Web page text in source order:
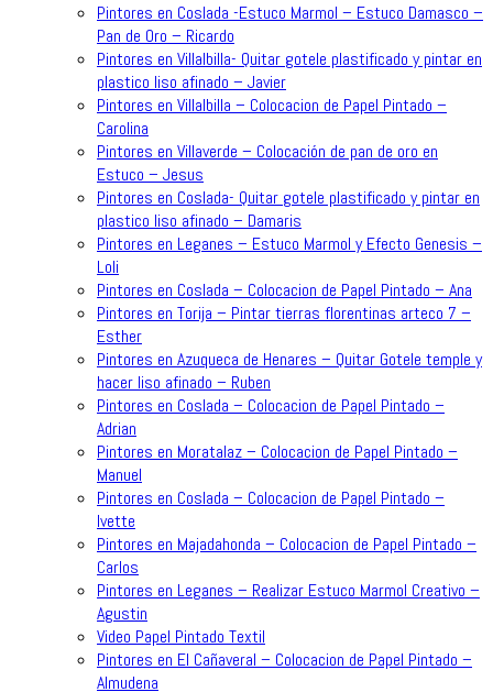
Pintores en Coslada -Estuco Marmol – Estuco Damasco –
Pan de Oro – Ricardo
Pintores en Villalbilla- Quitar gotele plastificado y pintar en
plastico liso afinado – Javier
Pintores en Villalbilla – Colocacion de Papel Pintado –
Carolina
Pintores en Villaverde – Colocación de pan de oro en
Estuco – Jesus
Pintores en Coslada- Quitar gotele plastificado y pintar en
plastico liso afinado – Damaris
Pintores en Leganes – Estuco Marmol y Efecto Genesis –
Loli
Pintores en Coslada – Colocacion de Papel Pintado – Ana
Pintores en Torija – Pintar tierras florentinas arteco 7 –
Esther
Pintores en Azuqueca de Henares – Quitar Gotele temple y
hacer liso afinado – Ruben
Pintores en Coslada – Colocacion de Papel Pintado –
Adrian
Pintores en Moratalaz – Colocacion de Papel Pintado –
Manuel
Pintores en Coslada – Colocacion de Papel Pintado –
Ivette
Pintores en Majadahonda – Colocacion de Papel Pintado –
Carlos
Pintores en Leganes – Realizar Estuco Marmol Creativo –
Agustin
Video Papel Pintado Textil
Pintores en El Cañaveral – Colocacion de Papel Pintado –
Almudena